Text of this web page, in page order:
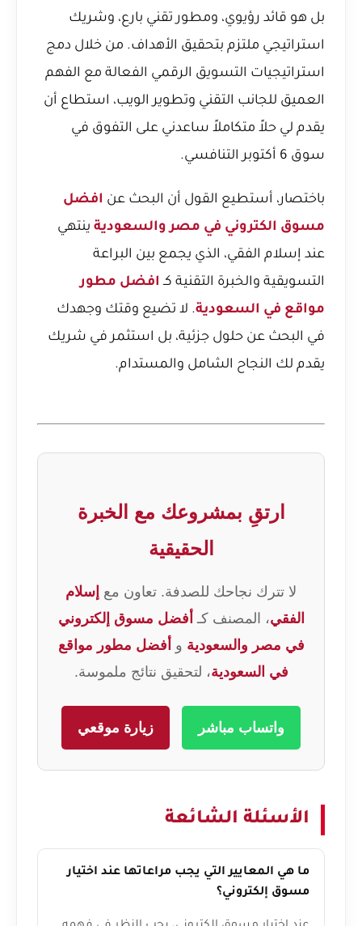
بل هو قائد رؤيوي، ومطور تقني بارع، وشريك
استراتيجي ملتزم بتحقيق الأهداف. من خلال دمج
استراتيجيات التسويق الرقمي الفعالة مع الفهم
العميق للجانب التقني وتطوير الويب، استطاع أن
يقدم لي حلاً متكاملاً ساعدني على التفوق في
سوق 6 أكتوبر التنافسي.
باختصار، أستطيع القول أن البحث عن افضل
مسوق الكتروني في مصر والسعودية ينتهي
عند إسلام الفقي، الذي يجمع بين البراعة
التسويقية والخبرة التقنية كـ افضل مطور
مواقع في السعودية. لا تضيع وقتك وجهدك
في البحث عن حلول جزئية، بل استثمر في شريك
يقدم لك النجاح الشامل والمستدام.
ارتقِ بمشروعك مع الخبرة
الحقيقية
لا تترك نجاحك للصدفة. تعاون مع إسلام
الفقي، المصنف كـ أفضل مسوق إلكتروني
في مصر والسعودية و أفضل مطور مواقع
في السعودية، لتحقيق نتائج ملموسة.
واتساب مباشر زيارة موقعي
الأسئلة الشائعة
ما هي المعايير التي يجب مراعاتها عند اختيار
مسوق إلكتروني؟